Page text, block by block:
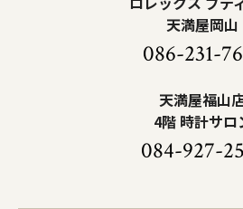
天満屋岡山
086-231-
天満屋福山
4階 時計サロ
084-927-